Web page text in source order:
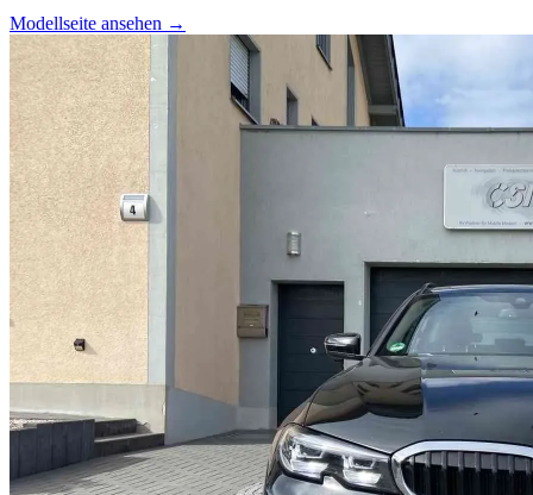
Modellseite ansehen →